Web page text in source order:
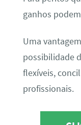
ganhos
Uma
possibilidade
flexíveis,
profissionais.